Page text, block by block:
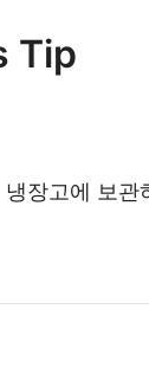
Tip
냉장고에 보관